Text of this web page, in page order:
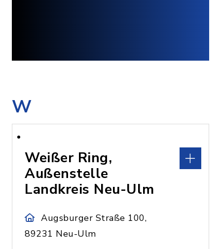
W
Weißer Ring,
Außenstelle
Landkreis Neu-Ulm
Augsburger Straße 100,
89231 Neu-Ulm